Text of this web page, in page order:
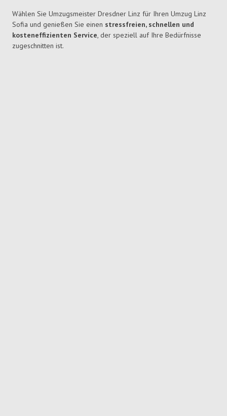
Wählen Sie Umzugsmeister Dresdner Linz für Ihren Umzug Linz
Sofia und genießen Sie einen stressfreien, schnellen und
kosteneffizienten Service, der speziell auf Ihre Bedürfnisse
zugeschnitten ist.